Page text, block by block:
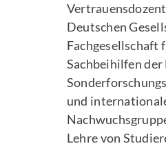
Deutschen
Fachgesellschaft
Sachbeihilfen
und
Lehre von